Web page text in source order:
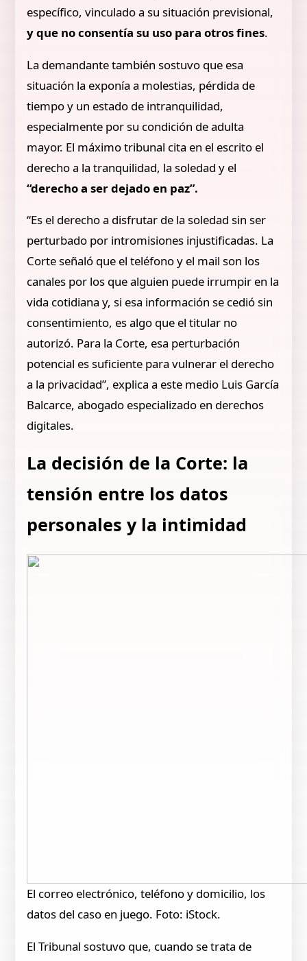
específico, vinculado a su situación previsional,
y que no consentía su uso para otros fines.
La demandante también sostuvo que esa
situación la exponía a molestias, pérdida de
tiempo y un estado de intranquilidad,
especialmente por su condición de adulta
mayor. El máximo tribunal cita en el escrito el
derecho a la tranquilidad, la soledad y el
“derecho a ser dejado en paz”.
“Es el derecho a disfrutar de la soledad sin ser
perturbado por intromisiones injustificadas. La
Corte señaló que el teléfono y el mail son los
canales por los que alguien puede irrumpir en la
vida cotidiana y, si esa información se cedió sin
consentimiento, es algo que el titular no
autorizó. Para la Corte, esa perturbación
potencial es suficiente para vulnerar el derecho
a la privacidad”, explica a este medio Luis García
Balcarce, abogado especializado en derechos
digitales.
La decisión de la Corte: la
tensión entre los datos
personales y la intimidad
El correo electrónico, teléfono y domicilio, los
datos del caso en juego. Foto: iStock.
El Tribunal sostuvo que, cuando se trata de